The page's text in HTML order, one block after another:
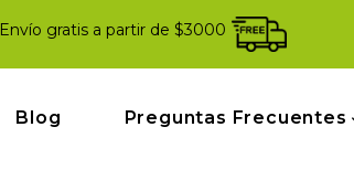
Envío gratis a partir de $3000
Blog Preguntas Frecuentes